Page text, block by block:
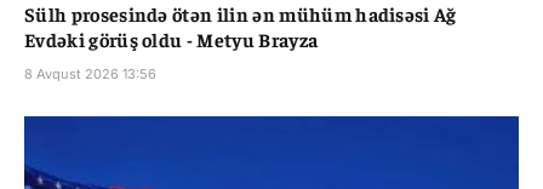
Sülh prosesində ötən ilin ən mühüm hadisəsi Ağ
Evdəki görüş oldu - Metyu Brayza
8 Avqust 2026 13:56